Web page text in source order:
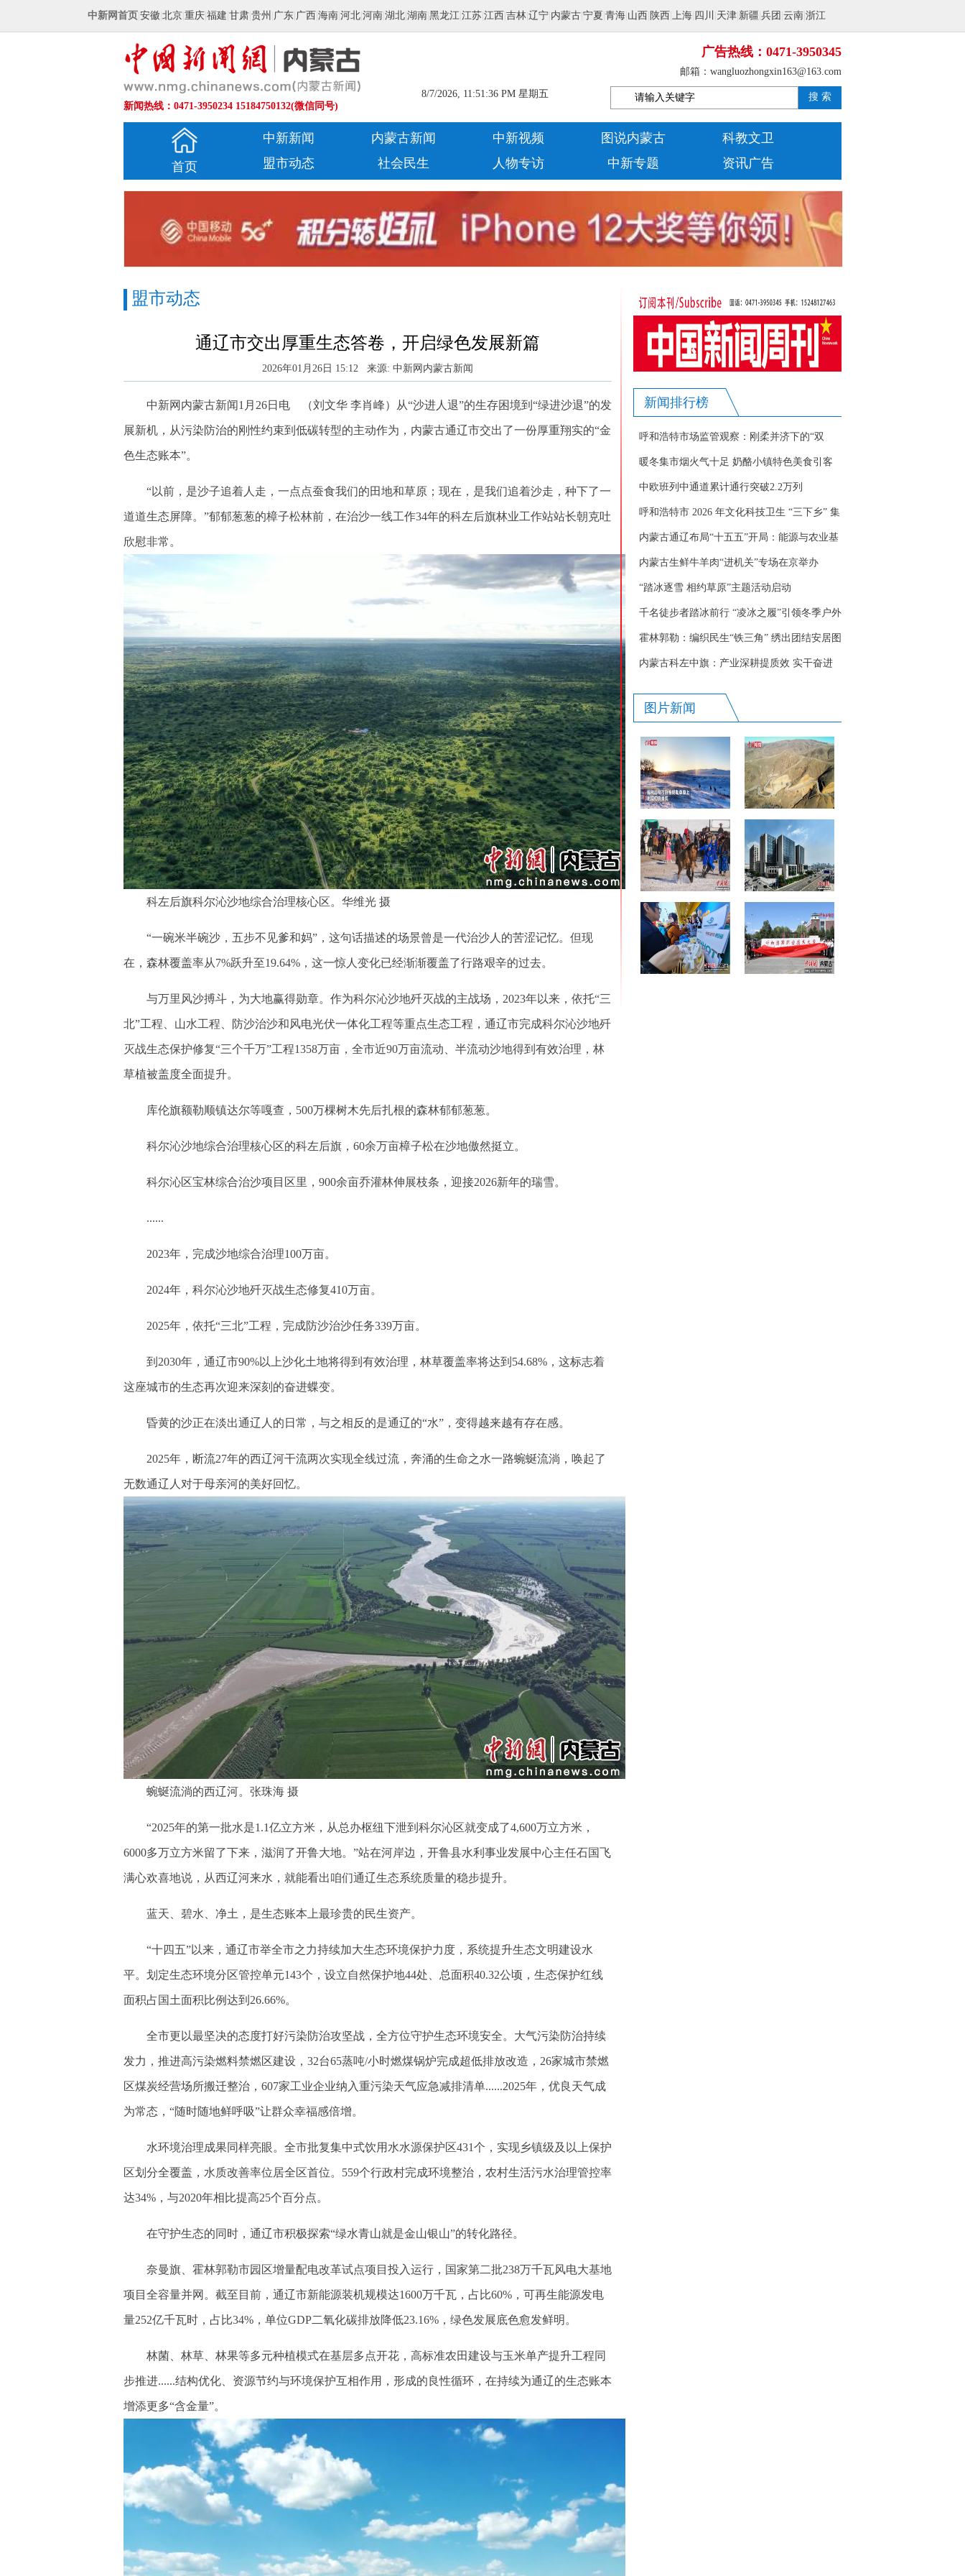
中新网首页 安徽 北京 重庆 福建 甘肃 贵州 广东 广西 海南 河北 河南 湖北 湖南 黑龙江 江苏 江西 吉林 辽宁 内蒙古 宁夏 青海 山西 陕西 上海 四川 天津 新疆 兵团 云南 浙江
新闻热线：0471-3950234 15184750132(微信同号)
8/7/2026, 11:51:38 PM 星期五
广告热线：0471-3950345
邮箱：wangluozhongxin163@163.com
搜 索
首页
中新新闻 内蒙古新闻 中新视频 图说内蒙古
科教文卫
盟市动态
社会民生 人物专访 中新专题 资讯广告
盟市动态
通辽市交出厚重生态答卷，开启绿色发展新篇
2026年01月26日 15:12 来源: 中新网内蒙古新闻
中新网内蒙古新闻1月26日电 （刘文华 李肖峰）从“沙进人退”的生存困境到“绿进沙退”的发
展新机，从污染防治的刚性约束到低碳转型的主动作为，内蒙古通辽市交出了一份厚重翔实的“金
色生态账本”。
“以前，是沙子追着人走，一点点蚕食我们的田地和草原；现在，是我们追着沙走，种下了一
道道生态屏障。”郁郁葱葱的樟子松林前，在治沙一线工作34年的科左后旗林业工作站站长朝克吐
欣慰非常。
科左后旗科尔沁沙地综合治理核心区。华维光 摄
“一碗米半碗沙，五步不见爹和妈”，这句话描述的场景曾是一代治沙人的苦涩记忆。但现
在，森林覆盖率从7%跃升至19.64%，这一惊人变化已经渐渐覆盖了行路艰辛的过去。
与万里风沙搏斗，为大地赢得勋章。作为科尔沁沙地歼灭战的主战场，2023年以来，依托“三
北”工程、山水工程、防沙治沙和风电光伏一体化工程等重点生态工程，通辽市完成科尔沁沙地歼
灭战生态保护修复“三个千万”工程1358万亩，全市近90万亩流动、半流动沙地得到有效治理，林
草植被盖度全面提升。
库伦旗额勒顺镇达尔等嘎查，500万棵树木先后扎根的森林郁郁葱葱。
科尔沁沙地综合治理核心区的科左后旗，60余万亩樟子松在沙地傲然挺立。
科尔沁区宝林综合治沙项目区里，900余亩乔灌林伸展枝条，迎接2026新年的瑞雪。
......
2023年，完成沙地综合治理100万亩。
2024年，科尔沁沙地歼灭战生态修复410万亩。
2025年，依托“三北”工程，完成防沙治沙任务339万亩。
到2030年，通辽市90%以上沙化土地将得到有效治理，林草覆盖率将达到54.68%，这标志着
这座城市的生态再次迎来深刻的奋进蝶变。
昏黄的沙正在淡出通辽人的日常，与之相反的是通辽的“水”，变得越来越有存在感。
2025年，断流27年的西辽河干流两次实现全线过流，奔涌的生命之水一路蜿蜒流淌，唤起了
无数通辽人对于母亲河的美好回忆。
蜿蜒流淌的西辽河。张珠海 摄
“2025年的第一批水是1.1亿立方米，从总办枢纽下泄到科尔沁区就变成了4,600万立方米，
6000多万立方米留了下来，滋润了开鲁大地。”站在河岸边，开鲁县水利事业发展中心主任石国飞
满心欢喜地说，从西辽河来水，就能看出咱们通辽生态系统质量的稳步提升。
蓝天、碧水、净土，是生态账本上最珍贵的民生资产。
“十四五”以来，通辽市举全市之力持续加大生态环境保护力度，系统提升生态文明建设水
平。划定生态环境分区管控单元143个，设立自然保护地44处、总面积40.32公顷，生态保护红线
面积占国土面积比例达到26.66%。
全市更以最坚决的态度打好污染防治攻坚战，全方位守护生态环境安全。大气污染防治持续
发力，推进高污染燃料禁燃区建设，32台65蒸吨/小时燃煤锅炉完成超低排放改造，26家城市禁燃
区煤炭经营场所搬迁整治，607家工业企业纳入重污染天气应急减排清单......2025年，优良天气成
为常态，“随时随地鲜呼吸”让群众幸福感倍增。
水环境治理成果同样亮眼。全市批复集中式饮用水水源保护区431个，实现乡镇级及以上保护
区划分全覆盖，水质改善率位居全区首位。559个行政村完成环境整治，农村生活污水治理管控率
达34%，与2020年相比提高25个百分点。
在守护生态的同时，通辽市积极探索“绿水青山就是金山银山”的转化路径。
奈曼旗、霍林郭勒市园区增量配电改革试点项目投入运行，国家第二批238万千瓦风电大基地
项目全容量并网。截至目前，通辽市新能源装机规模达1600万千瓦，占比60%，可再生能源发电
量252亿千瓦时，占比34%，单位GDP二氧化碳排放降低23.16%，绿色发展底色愈发鲜明。
林菌、林草、林果等多元种植模式在基层多点开花，高标准农田建设与玉米单产提升工程同
步推进......结构优化、资源节约与环境保护互相作用，形成的良性循环，在持续为通辽的生态账本
增添更多“含金量”。
新闻排行榜
呼和浩特市场监管观察：刚柔并济下的“双
面”守护
暖冬集市烟火气十足 奶酪小镇特色美食引客
来
中欧班列中通道累计通行突破2.2万列
呼和浩特市 2026 年文化科技卫生 “三下乡” 集
中示范暨文明市集活动启幕
内蒙古通辽布局“十五五”开局：能源与农业基
地的产业突围
内蒙古生鲜牛羊肉“进机关”专场在京举办
“踏冰逐雪 相约草原”主题活动启动
千名徒步者踏冰前行 “凌冰之履”引领冬季户外
新时尚
霍林郭勒：编织民生“铁三角” 绣出团结安居图
内蒙古科左中旗：产业深耕提质效 实干奋进
图片新闻